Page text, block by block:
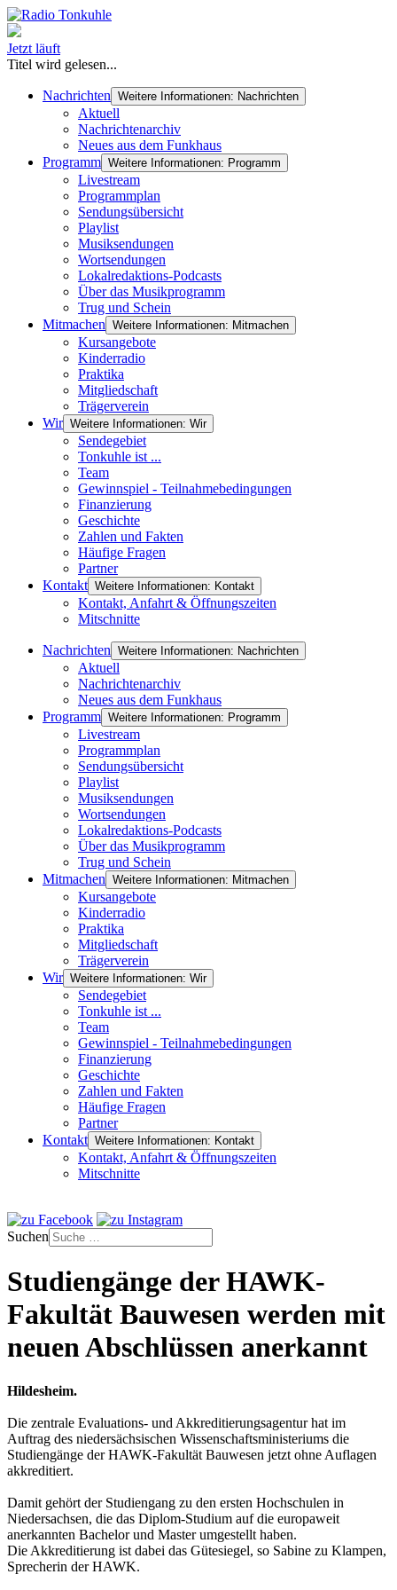
Jetzt läuft
Titel wird gelesen...
Nachrichten Weitere Informationen: Nachrichten
Aktuell
Nachrichtenarchiv
Neues aus dem Funkhaus
Programm Weitere Informationen: Programm
Livestream
Programmplan
Sendungsübersicht
Playlist
Musiksendungen
Wortsendungen
Lokalredaktions-Podcasts
Über das Musikprogramm
Trug und Schein
Mitmachen Weitere Informationen: Mitmachen
Kursangebote
Kinderradio
Praktika
Mitgliedschaft
Trägerverein
Wir Weitere Informationen: Wir
Sendegebiet
Tonkuhle ist ...
Team
Gewinnspiel - Teilnahmebedingungen
Finanzierung
Geschichte
Zahlen und Fakten
Häufige Fragen
Partner
Kontakt Weitere Informationen: Kontakt
Kontakt, Anfahrt & Öffnungszeiten
Mitschnitte
Nachrichten Weitere Informationen: Nachrichten
Aktuell
Nachrichtenarchiv
Neues aus dem Funkhaus
Programm Weitere Informationen: Programm
Livestream
Programmplan
Sendungsübersicht
Playlist
Musiksendungen
Wortsendungen
Lokalredaktions-Podcasts
Über das Musikprogramm
Trug und Schein
Mitmachen Weitere Informationen: Mitmachen
Kursangebote
Kinderradio
Praktika
Mitgliedschaft
Trägerverein
Wir Weitere Informationen: Wir
Sendegebiet
Tonkuhle ist ...
Team
Gewinnspiel - Teilnahmebedingungen
Finanzierung
Geschichte
Zahlen und Fakten
Häufige Fragen
Partner
Kontakt Weitere Informationen: Kontakt
Kontakt, Anfahrt & Öffnungszeiten
Mitschnitte
Suchen
Studiengänge der HAWK-
Fakultät Bauwesen werden mit
neuen Abschlüssen anerkannt
Hildesheim.
Die zentrale Evaluations- und Akkreditierungsagentur hat im
Auftrag des niedersächsischen Wissenschaftsministeriums die
Studiengänge der HAWK-Fakultät Bauwesen jetzt ohne Auflagen
akkreditiert.
Damit gehört der Studiengang zu den ersten Hochschulen in
Niedersachsen, die das Diplom-Studium auf die europaweit
anerkannten Bachelor und Master umgestellt haben.
Die Akkreditierung ist dabei das Gütesiegel, so Sabine zu Klampen,
Sprecherin der HAWK.